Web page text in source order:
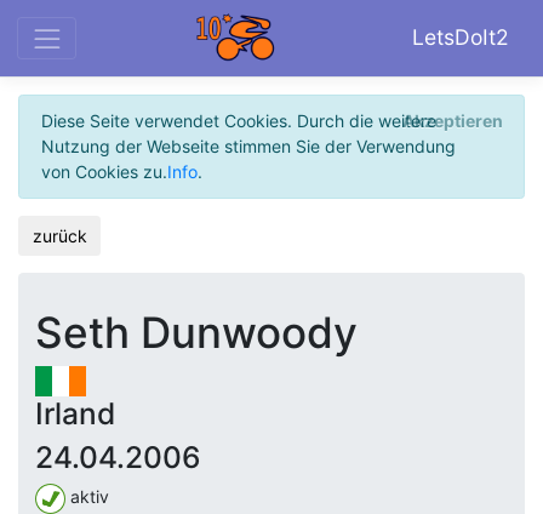
LetsDoIt2
Diese Seite verwendet Cookies. Durch die weitere
Nutzung der Webseite stimmen Sie der Verwendung
von Cookies zu.Info.
Akzeptieren
zurück
Seth Dunwoody
Irland
24.04.2006
aktiv